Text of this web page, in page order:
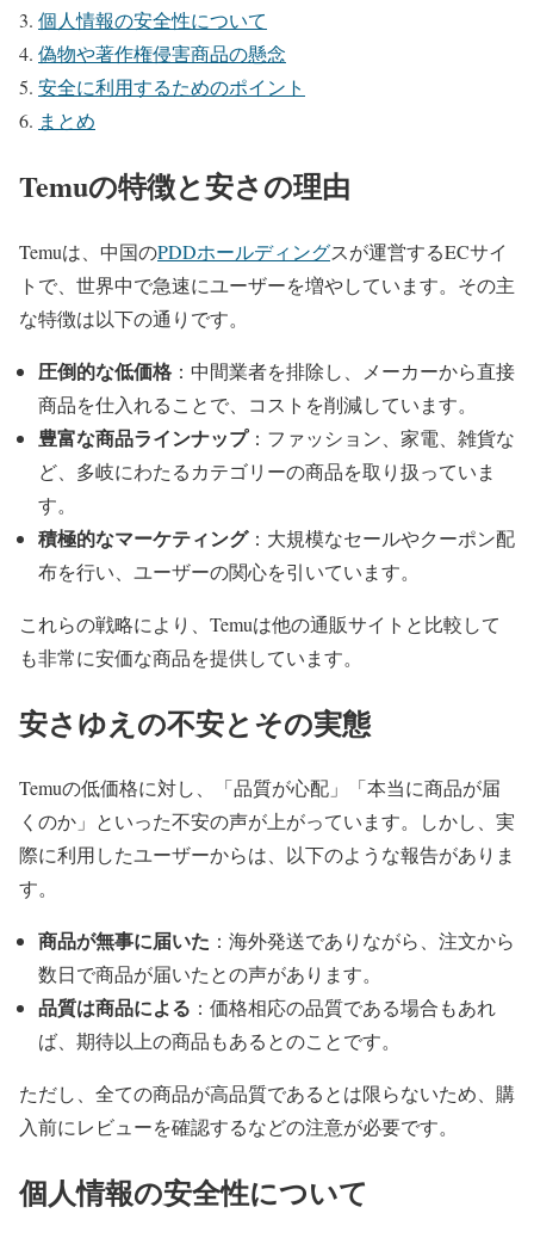
個人情報の安全性について
偽物や著作権侵害商品の懸念
安全に利用するためのポイント
まとめ
Temuの特徴と安さの理由
Temuは、中国のPDDホールディングスが運営するECサイ
トで、世界中で急速にユーザーを増やしています。その主
な特徴は以下の通りです。
圧倒的な低価格 ：中間業者を排除し、メーカーから直接
商品を仕入れることで、コストを削減しています。
豊富な商品ラインナップ：ファッション、家電、雑貨な
ど、多岐にわたるカテゴリーの商品を取り扱っていま
す。
積極的なマーケティング：大規模なセールやクーポン配
布を行い、ユーザーの関心を引いています。
これらの戦略により、Temuは他の通販サイトと比較して
も非常に安価な商品を提供しています。
安さゆえの不安とその実態
Temuの低価格に対し、「品質が心配」「本当に商品が届
くのか」といった不安の声が上がっています。しかし、実
際に利用したユーザーからは、以下のような報告がありま
す。
商品が無事に届いた ：海外発送でありながら、注文から
数日で商品が届いたとの声があります。
品質は商品による ：価格相応の品質である場合もあれ
ば、期待以上の商品もあるとのことです。
ただし、全ての商品が高品質であるとは限らないため、購
入前にレビューを確認するなどの注意が必要です。
個人情報の安全性について